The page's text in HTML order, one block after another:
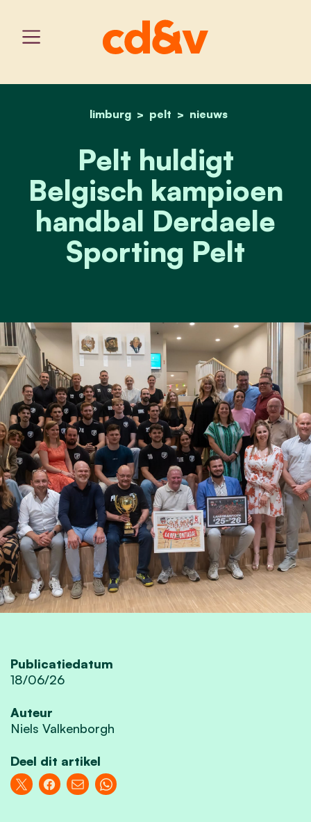
home
limburg pelt nieuws
pelt huldigt belgisch
Pelt huldigt
Belgisch kampioen
handbal Derdaele
Sporting Pelt
Publicatiedatum
18/06/26
Auteur
Niels Valkenborgh
Deel dit artikel